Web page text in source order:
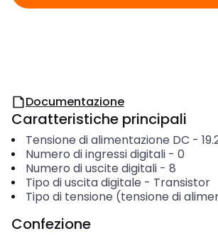
Documentazione
Caratteristiche principali
Tensione di alimentazione DC -
Numero di ingressi digitali- 0
Numero di uscite digitali- 8
Tipo di uscita digitale - Transistor
Tipo di tensione (tensione di
Confezione